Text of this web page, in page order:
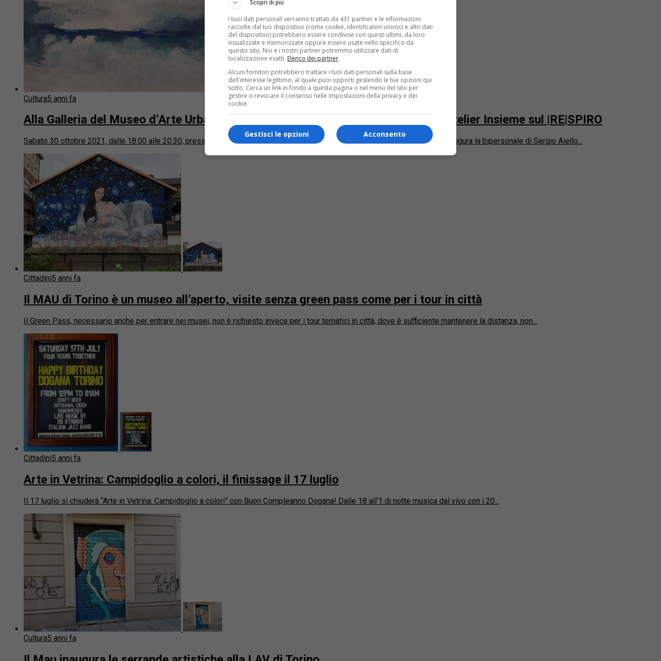
Cultura5 anni fa
Alla Galleria del Museo d’Arte Urbana di Torino la bipersonale di Sergio Aiello e Atelier Insieme sul |RE|SPIRO
Sabato 30 ottobre 2021, dalle 18.00 alle 20.30, presso la Galleria del Museo d’Arte Urbana, via Rocciamelone 7/c Torino, si inaugura la bipersonale di Sergio Aiello...
Cittadini5 anni fa
Il MAU di Torino è un museo all’aperto, visite senza green pass come per i tour in città
Il Green Pass, necessario anche per entrare nei musei, non è richiesto invece per i tour tematici in città, dove è sufficiente mantenere la distanza, non...
Cittadini5 anni fa
Arte in Vetrina: Campidoglio a colori, il finissage il 17 luglio
Il 17 luglio si chiuderà “Arte in Vetrina: Campidoglio a colori” con Buon Compleanno Dogana! Dalle 18 all’1 di notte musica dal vivo con i 20...
Cultura5 anni fa
Scopri di più
I tuoi dati personali verranno trattati da 431 partner e le informazioni
raccolte dal tuo dispositivo (come cookie, identificatori univoci e altri dati
del dispositivo) potrebbero essere condivise con questi ultimi, da loro
visualizzate e memorizzate oppure essere usate nello specifico da
questo sito. Noi e i nostri partner potremmo utilizzare dati di
localizzazione esatti. Elenco dei partner.
Alcuni fornitori potrebbero trattare i tuoi dati personali sulla base
dell'interesse legittimo, al quale puoi opporti gestendo le tue opzioni qui
sotto. Cerca un link in fondo a questa pagina o nel menu del sito per
gestire o revocare il consenso nelle impostazioni della privacy e dei
cookie.
Acconsento
Gestisci le opzioni